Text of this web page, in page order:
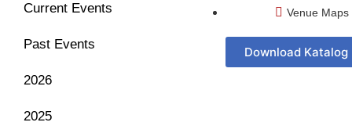
Current Events
Past Events
2026
2025
Venue Maps
Download Katalog